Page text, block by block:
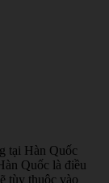
tại Hàn Quốc
Quốc là điều
tùy thuộc vào